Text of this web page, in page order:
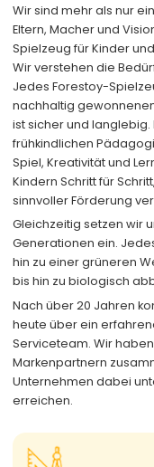
Wir sind mehr als nur
Eltern, Macher und
Spielzeug für Kinder
Wir verstehen die
Jedes Forestoy-
nachhaltig
ist sicher und
frühkindlichen
Spiel, Kreativität und
Kindern Schritt für
sinnvoller Förderung
Gleichzeitig setzen wir
Generationen ein.
hin zu einer grüneren
bis hin zu biologisch
Nach über 20 Jahren
heute über ein
Serviceteam. Wir
Markenpartnern
Unternehmen dabei
erreichen.